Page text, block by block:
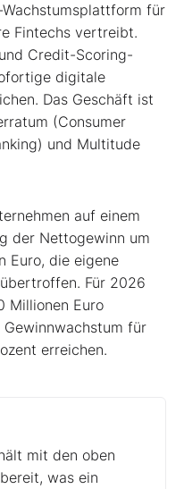
für
Fintechs vertreibt.
Credit-Scoring-
digitale
Das Geschäft ist
(Consumer
und Multitude
auf einem
der Nettogewinn um
Euro, die eigene
Für 2026
Millionen Euro
für
erreichen.
mit den oben
was ein